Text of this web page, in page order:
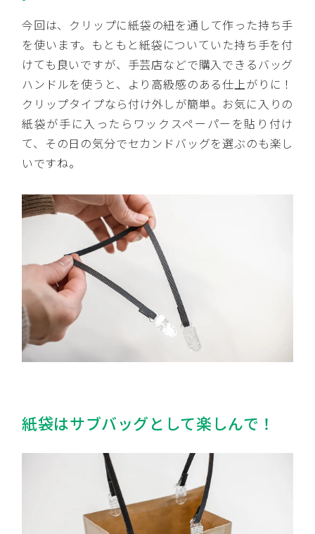
今回は、クリップに紙袋の紐を通して作った持ち手
を使います。もともと紙袋についていた持ち手を付
けても良いですが、手芸店などで購入できるバッグ
ハンドルを使うと、より高級感のある仕上がりに！
クリップタイプなら付け外しが簡単。お気に入りの
紙袋が手に入ったらワックスペーパーを貼り付け
て、その日の気分でセカンドバッグを選ぶのも楽し
いですね。
紙袋はサブバッグとして楽しんで！